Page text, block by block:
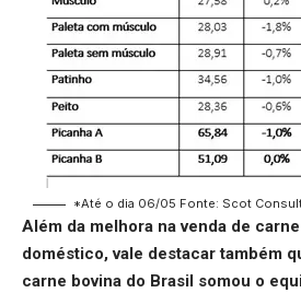
*Até o dia 06/05 Fonte: Scot
Além da melhora na venda de
doméstico, vale destacar também
carne bovina do Brasil somou o